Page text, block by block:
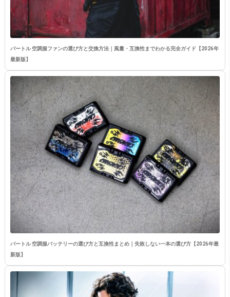
バートル 空調服ファンの選び方と交換方法｜風量・互換性までわかる完全ガイド【2026年
最新版】
バートル 空調服バッテリーの選び方と互換性まとめ｜失敗しない一本の選び方【2026年最
新版】